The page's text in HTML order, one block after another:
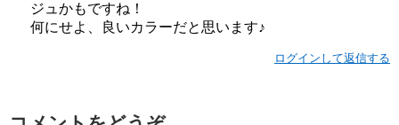
ジュかもですね！
何にせよ、良いカラーだと思います♪
ログインして返信する